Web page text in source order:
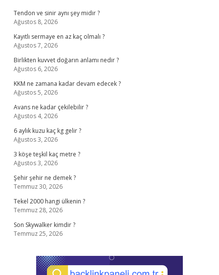
Tendon ve sinir aynı şey midir ?
Ağustos 8, 2026
Kayıtlı sermaye en az kaç olmalı ?
Ağustos 7, 2026
Birlikten kuvvet doğarın anlamı nedir ?
Ağustos 6, 2026
KKM ne zamana kadar devam edecek ?
Ağustos 5, 2026
Avans ne kadar çekilebilir ?
Ağustos 4, 2026
6 aylık kuzu kaç kg gelir ?
Ağustos 3, 2026
3 köşe teşkil kaç metre ?
Ağustos 3, 2026
Şehir şehir ne demek ?
Temmuz 30, 2026
Tekel 2000 hangi ülkenin ?
Temmuz 28, 2026
Son Skywalker kimdir ?
Temmuz 25, 2026